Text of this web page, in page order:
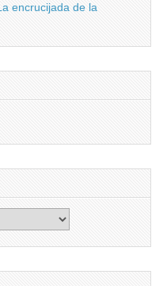
encrucijada de la